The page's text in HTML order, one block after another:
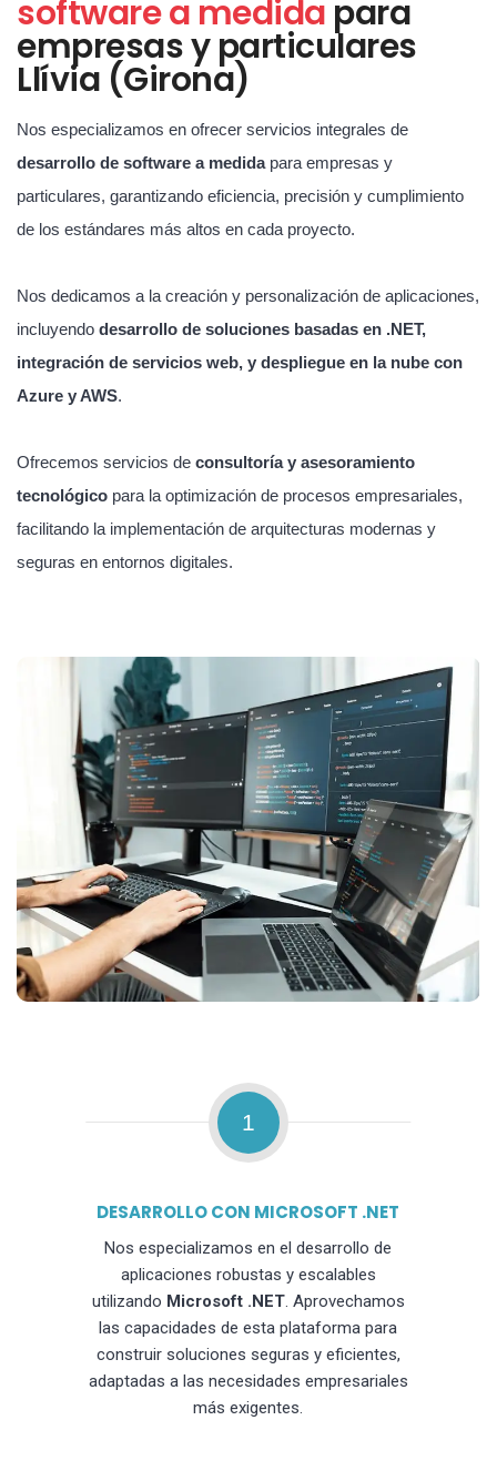
software a medida para
empresas y particulares
Llívia (Girona)
Nos especializamos en ofrecer servicios integrales de
desarrollo de software a medidapara empresas y
particulares, garantizando eficiencia, precisión y cumplimiento
de los estándares más altos en cada proyecto.
Nos dedicamos a la creación y personalización de aplicaciones,
incluyendo desarrollo de soluciones basadas en .NET,
integración de servicios web, y despliegue en la nube con
Azure y AWS.
Ofrecemos servicios de consultoría y asesoramiento
tecnológico para la optimización de procesos empresariales,
facilitando la implementación de arquitecturas modernas y
seguras en entornos digitales.
1
DESARROLLO CON MICROSOFT .NET
Nos especializamos en el desarrollo de
aplicaciones robustas y escalables
utilizando Microsoft .NET. Aprovechamos
las capacidades de esta plataforma para
construir soluciones seguras y eficientes,
adaptadas a las necesidades empresariales
más exigentes.